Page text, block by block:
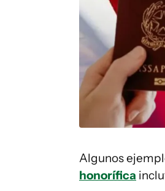
Algunos
honorífica